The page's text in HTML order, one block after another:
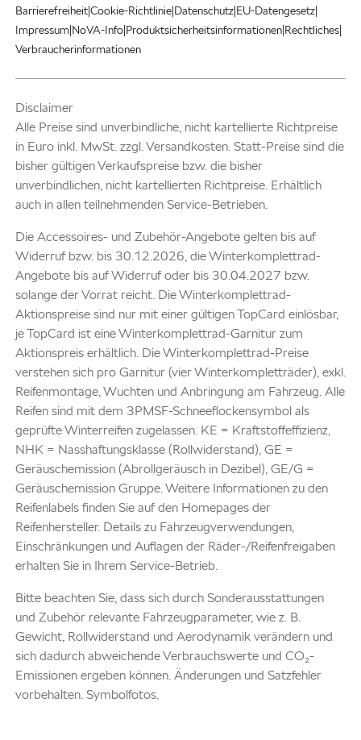
Barrierefreiheit|Cookie-Richtlinie|Datenschutz|EU-Datengesetz|
Impressum|NoVA-Info|Produktsicherheitsinformationen|Rechtliches|
Verbraucherinformationen
Disclaimer
Alle Preise sind unverbindliche, nicht kartellierte Richtpreise
in Euro inkl. MwSt. zzgl. Versandkosten. Statt-Preise sind die
bisher gültigen Verkaufspreise bzw. die bisher
unverbindlichen, nicht kartellierten Richtpreise. Erhältlich
auch in allen teilnehmenden Service-Betrieben.
Die Accessoires- und Zubehör-Angebote gelten bis auf
Widerruf bzw. bis 30.12.2026, die Winterkomplettrad-
Angebote bis auf Widerruf oder bis 30.04.2027 bzw.
solange der Vorrat reicht. Die Winterkomplettrad-
Aktionspreise sind nur mit einer gültigen TopCard einlösbar,
je TopCard ist eine Winterkomplettrad-Garnitur zum
Aktionspreis erhältlich. Die Winterkomplettrad-Preise
verstehen sich pro Garnitur (vier Winterkompletträder), exkl.
Reifenmontage, Wuchten und Anbringung am Fahrzeug. Alle
Reifen sind mit dem 3PMSF-Schneeflockensymbol als
geprüfte Winterreifen zugelassen. KE = Kraftstoffeffizienz,
NHK = Nasshaftungsklasse (Rollwiderstand), GE =
Geräuschemission (Abrollgeräusch in Dezibel), GE/G =
Geräuschemission Gruppe. Weitere Informationen zu den
Reifenlabels finden Sie auf den Homepages der
Reifenhersteller. Details zu Fahrzeugverwendungen,
Einschränkungen und Auflagen der Räder-/Reifenfreigaben
erhalten Sie in Ihrem Service-Betrieb.
Bitte beachten Sie, dass sich durch Sonderausstattungen
und Zubehör relevante Fahrzeugparameter, wie z. B.
Gewicht, Rollwiderstand und Aerodynamik verändern und
sich dadurch abweichende Verbrauchswerte und CO₂-
Emissionen ergeben können. Änderungen und Satzfehler
vorbehalten. Symbolfotos.